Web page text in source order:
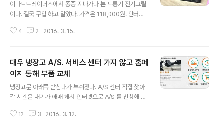
이마트트레이더스에서 종종 지나가다 본 드롱기 전기그릴
이다. 결국 구입 하고 말았다. 가격은 118,000원. 인터넷
다. 사실 이게 드롱기로 읽히는지 몰랐다. 처음에 지나가며
02년에 만들어진 상당히 역사적인 기업이다. 이걸 구입하
게 된 계기는 집에서 고기 구워 먹기가 너무 불편 했기 때문
이다. 고기 불판을 샀었지만 집에 딸린 가스레인지가 너무
작아서 올라가지가 않았다. 구성품은 다음과 같다. 불판, 전
고 나면 기름받침을 빼내서 씻으면 된다. 일단 불판을..
4 2 2016. 3. 15.
대우 냉장고 A/S. 서비스 센터 가지 않고 홈페
이지 통해 부품 교체
냉장고문 아래쪽 받침대가 부숴졌다. A/S 센터 직접 찾아
갈 시간을 내기가 애매 해서 인터넷으로 A/S 를 신청해 보
ps://www.dwesvc.com 액세서리구매예약을 누른다.
12 3 2016. 3. 12.